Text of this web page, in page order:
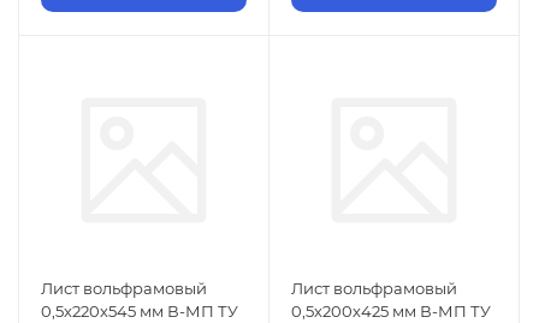
Лист вольфрамовый
0,5х220х545 мм В-МП ТУ
Лист вольфрамовый
0,5х200х425 мм В-МП ТУ